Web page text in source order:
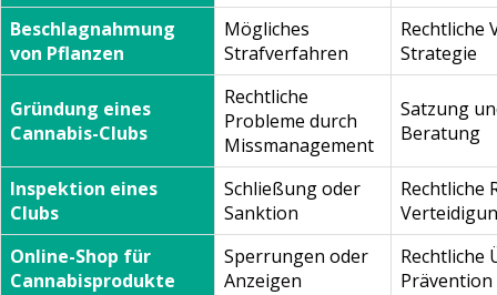
Beschlagnahmung
von Pflanzen
Mögliches
Strafverfahren
Rechtliche
Strategie
Gründung eines
Cannabis-Clubs
Rechtliche
Probleme durch
Missmanagement
Satzung
Beratung
Inspektion eines
Clubs
Schließung oder
Sanktion
Rechtliche
Online-Shop für
Cannabisprodukte
Sperrungen oder
Anzeigen
Rechtliche
Prävention